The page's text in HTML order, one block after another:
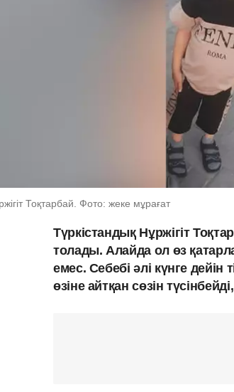
Тоқтарбай. Фото: жеке мұрағат
Түркістандық Нұржігіт
толады. Алайда ол өз
емес. Себебі әлі күнге
өзіне айтқан сөзін